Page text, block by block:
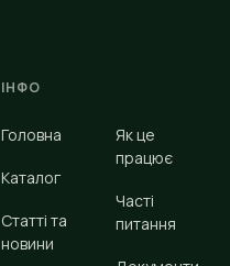
ІНФО
Головна
Каталог
Статті та
новини
Як це
працює
Часті
питання